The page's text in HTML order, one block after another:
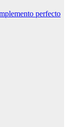
perfecto